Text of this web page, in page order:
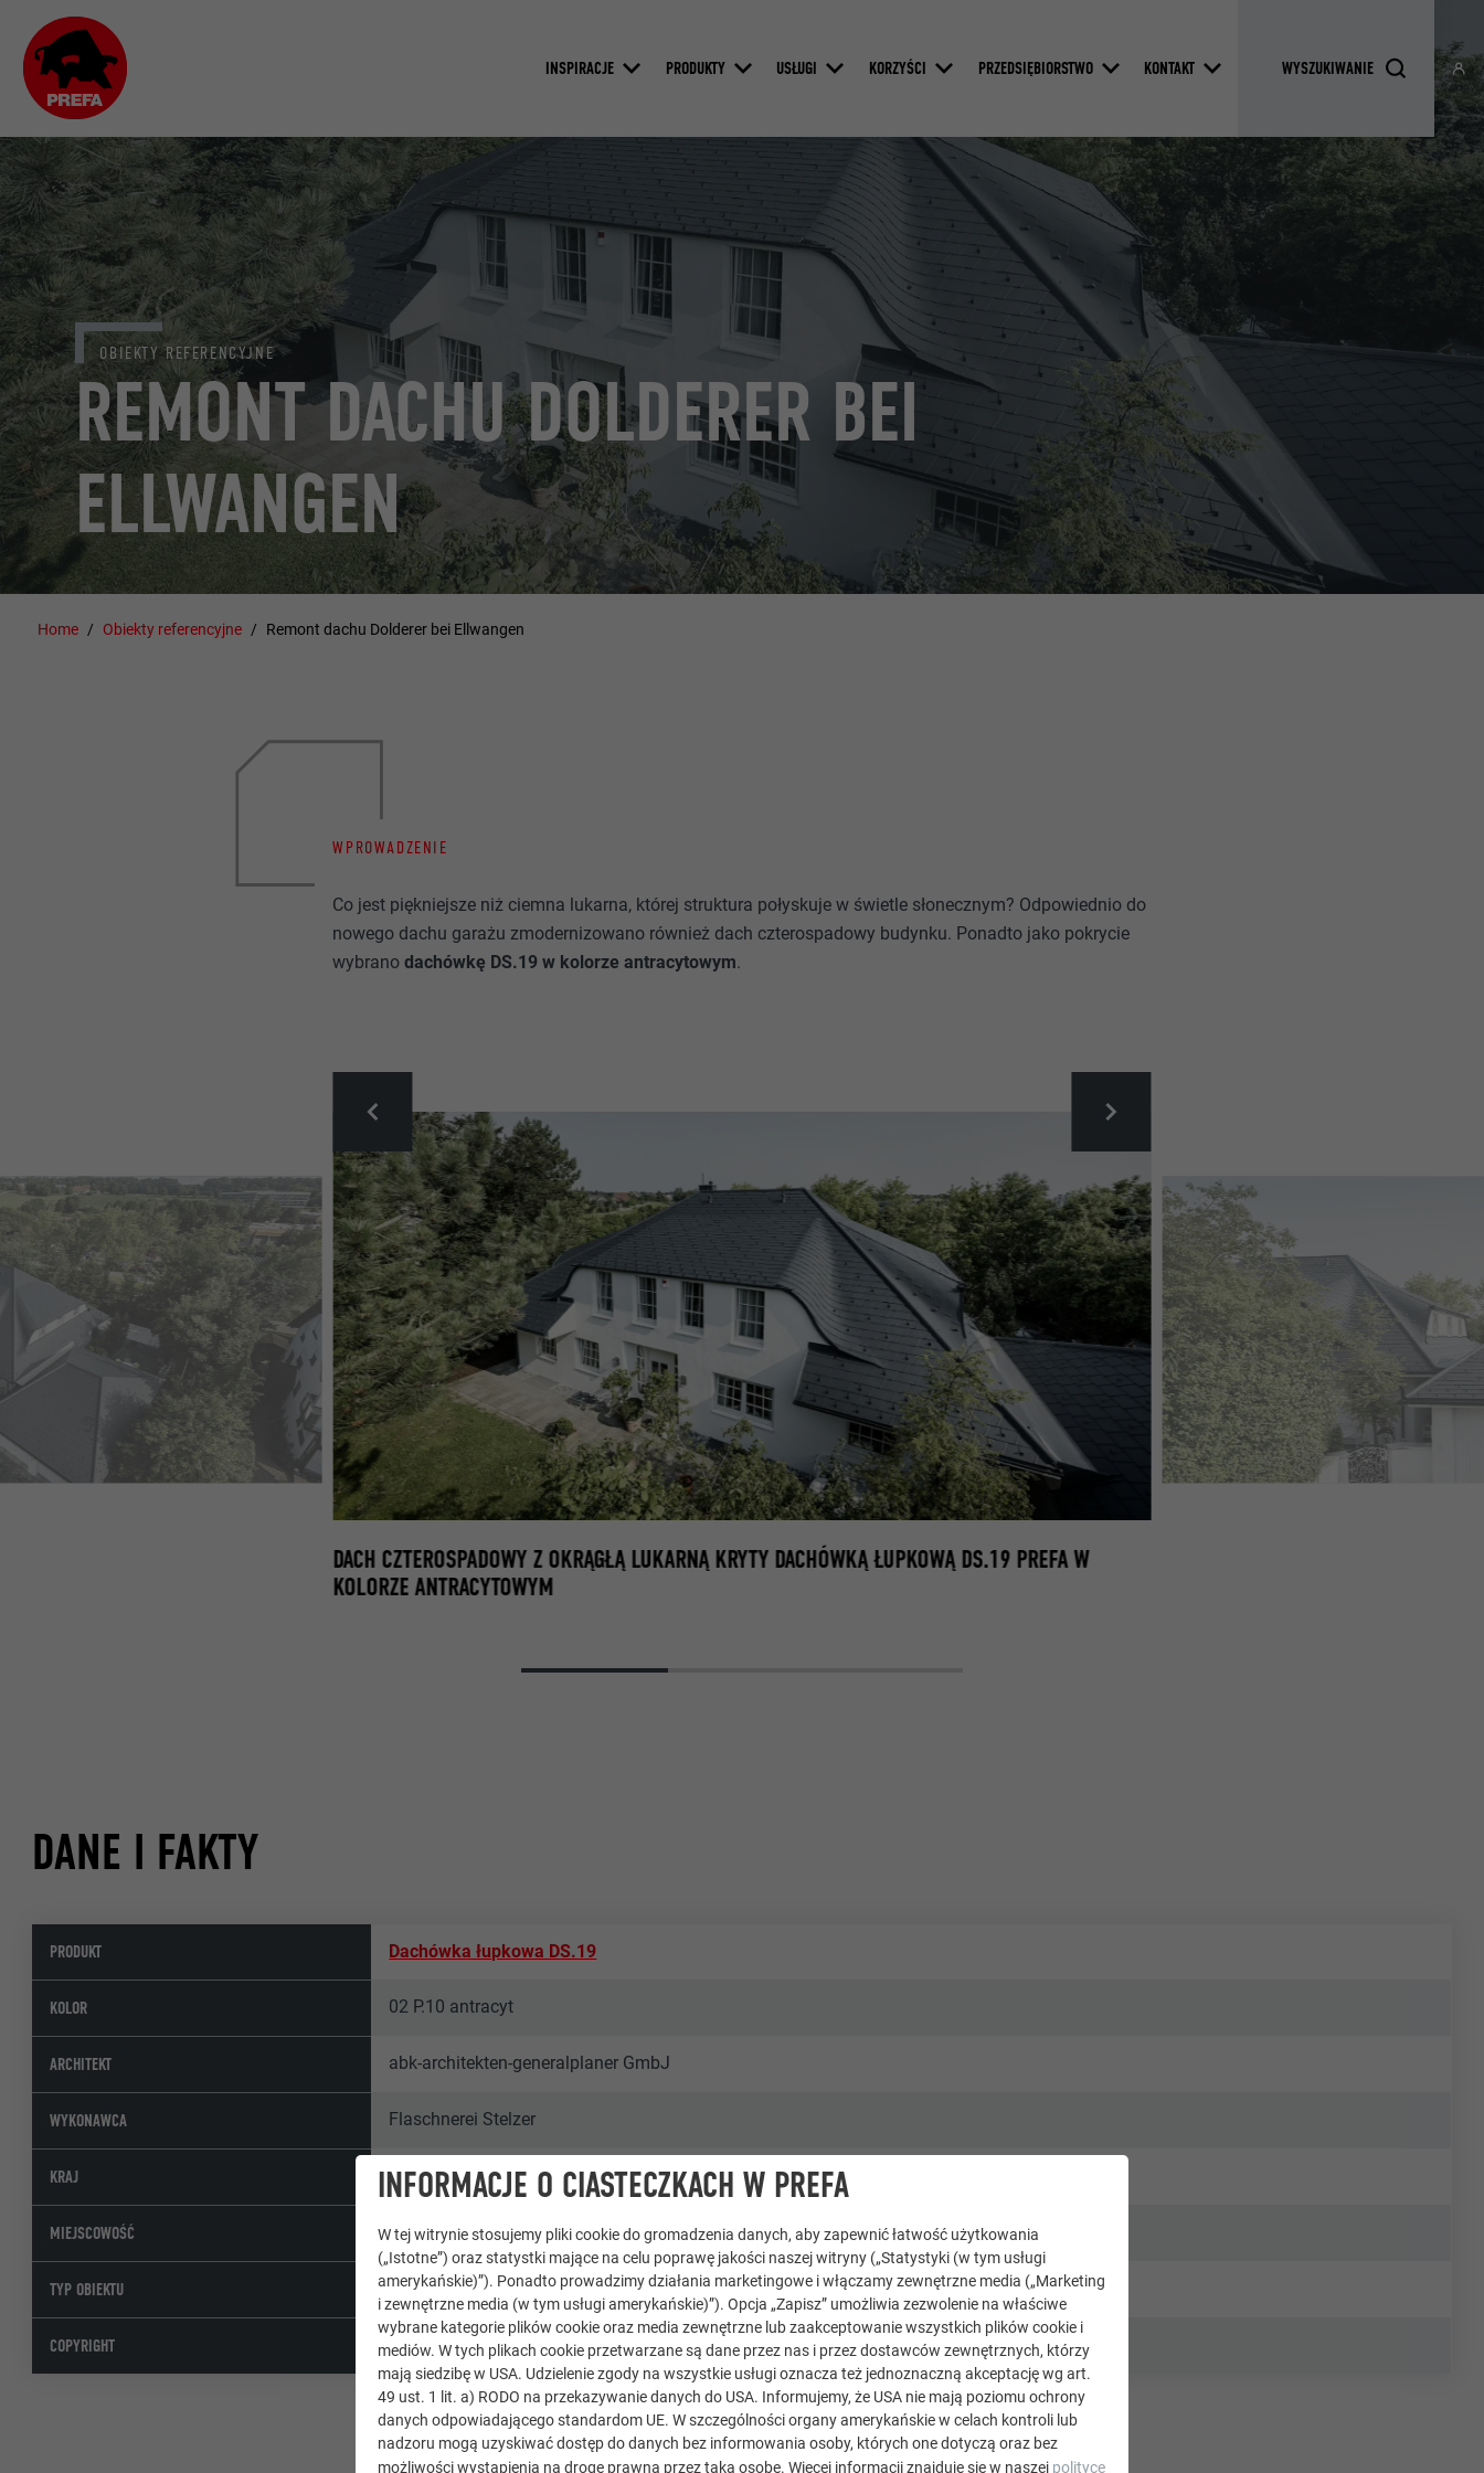
INSPIRACJE PRODUKTY USŁUGI KORZYŚCI PRZEDSIĘBIORSTWO KONTAKT
REMONT DACHU DOLDERER BEI
ELLWANGEN
OBIEKTY REFERENCYJNE
Home Obiekty referencyjne Remont dachu Dolderer bei Ellwangen
WPROWADZENIE
Co jest piękniejsze niż ciemna lukarna, której struktura połyskuje w świetle słonecznym? Odpowiednio do
nowego dachu garażu zmodernizowano również dach czterospadowy budynku. Ponadto jako pokrycie
wybranodachówkę DS.19 w kolorze antracytowym.
DACH CZTEROSPADOWY Z OKRĄGŁĄ LUKARNĄ KRYTY DACHÓWKĄ ŁUPKOWĄ DS.19 PREFA W
KOLORZE ANTRACYTOWYM
DANE I FAKTY
PRODUKT Dachówka łupkowa DS.19
KOLOR 02 P.10 antracyt
ARCHITEKT abk-architekten-generalplaner GmbJ
WYKONAWCA Flaschnerei Stelzer
KRAJ Niemcy
MIEJSCOWOŚĆ Aalen
TYP OBIEKTU Kompleksy mieszkalne i budynki mieszkalne
COPYRIGHT © PREFA | Croce & Wir
INFORMACJE O CIASTECZKACH W PREFA
W tej witrynie stosujemy pliki cookie do gromadzenia danych, aby zapewnić łatwość użytkowania
(„Istotne”) oraz statystki mające na celu poprawę jakości naszej witryny („Statystyki (w tym usługi
amerykańskie)”). Ponadto prowadzimy działania marketingowe i włączamy zewnętrzne media („Marketing
i zewnętrzne media (w tym usługi amerykańskie)”). Opcja „Zapisz” umożliwia zezwolenie na właściwe
wybrane kategorie plików cookie oraz media zewnętrzne lub zaakceptowanie wszystkich plików cookie i
mediów. W tych plikach cookie przetwarzane są dane przez nas i przez dostawców zewnętrznych, którzy
mają siedzibę w USA. Udzielenie zgody na wszystkie usługi oznacza też jednoznaczną akceptację wg art.
49 ust. 1 lit. a) RODO na przekazywanie danych do USA. Informujemy, że USA nie mają poziomu ochrony
danych odpowiadającego standardom UE. W szczególności organy amerykańskie w celach kontroli lub
nadzoru mogą uzyskiwać dostęp do danych bez informowania osoby, których one dotyczą oraz bez
możliwości wystąpienia na drogę prawną przez taką osobę. Więcej informacji znajduje się w naszej polityce